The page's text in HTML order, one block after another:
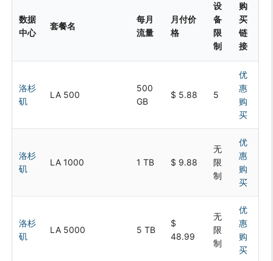
数据
中心
套餐名
每月
流量
月付价
格
设
备
限
制
购
买
链
接
洛杉
矶
LA 500
500
GB
$ 5.88 5
优
惠
购
买
洛杉
矶
LA 1000 1 TB $ 9.88
无
限
制
优
惠
购
买
洛杉
矶
LA 5000 5 TB
$
48.99
无
限
制
优
惠
购
买